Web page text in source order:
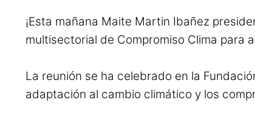
¡Esta mañana Maite Martin Ibañez
multisectorial de Compromiso Clima para
La reunión se ha celebrado en la
adaptación al cambio climático y los